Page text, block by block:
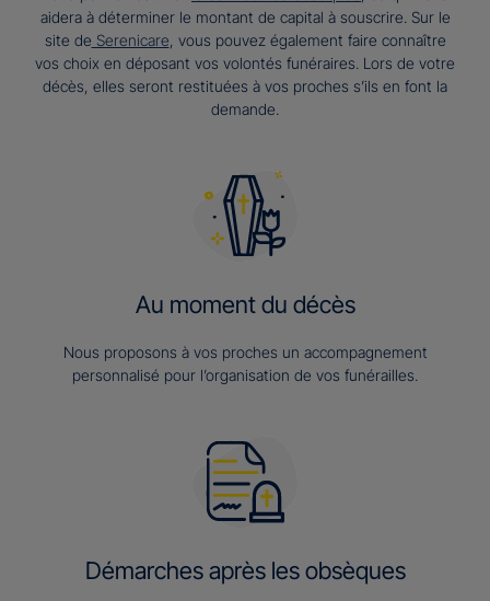
aidera à déterminer le montant de capital à souscrire. Sur le
site de Serenicare , vous pouvez également faire connaître
vos choix en déposant vos volontés funéraires. Lors de votre
décès, elles seront restituées à vos proches s’ils en font la
demande.
Au moment du décès
Nous proposons à vos proches un accompagnement
personnalisé pour l’organisation de vos funérailles.
Démarches après les obsèques